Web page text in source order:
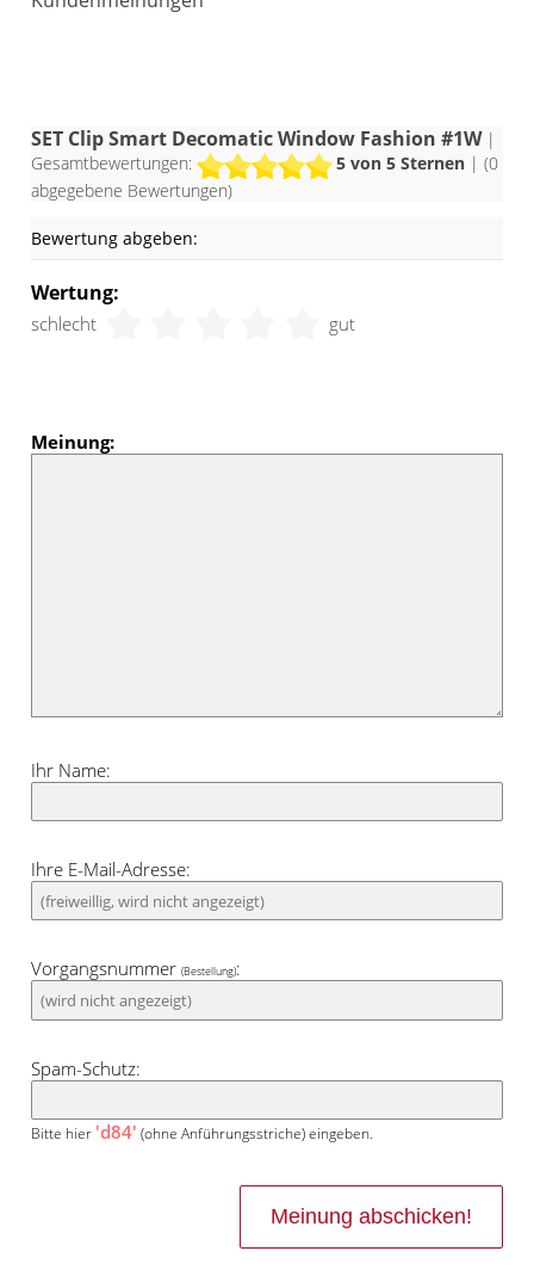
SET Clip Smart Decomatic Window Fashion #1W|
Gesamtbewertungen:
5von 5 Sternen | (0
abgegebene Bewertungen)
Bewertung abgeben:
Wertung:
schlecht gut
Meinung:
Ihr Name:
Ihre E-Mail-Adresse:
Vorgangsnummer(Bestellung):
Spam-Schutz:
Bitte hier 'd84' (ohne Anführungsstriche) eingeben.